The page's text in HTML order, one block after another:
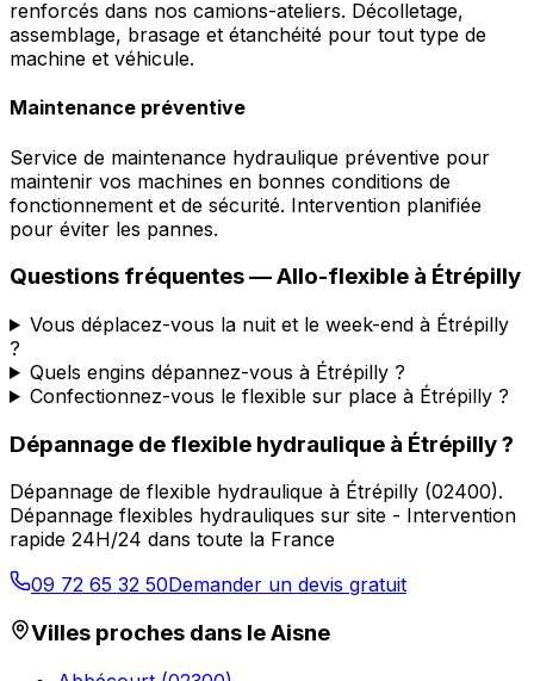
renforcés dans nos camions-ateliers. Décolletage,
assemblage, brasage et étanchéité pour tout type de
machine et véhicule.
Maintenance préventive
Service de maintenance hydraulique préventive pour
maintenir vos machines en bonnes conditions de
fonctionnement et de sécurité. Intervention planifiée
pour éviter les pannes.
Questions fréquentes —Allo-flexible à Étrépilly
Vous déplacez-vous la nuit et le week-end à Étrépilly
?
Quels engins dépannez-vous à Étrépilly ?
Confectionnez-vous le flexible sur place à Étrépilly ?
Dépannage de flexible hydraulique à Étrépilly?
Dépannage de flexible hydraulique à Étrépilly (02400).
Dépannage flexibles hydrauliques sur site - Intervention
rapide 24H/24 dans toute la France
09 72 65 32 50Demander un devis gratuit
Villes proches dans leAisne